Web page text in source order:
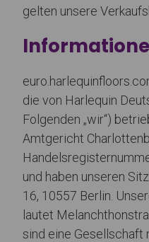
gelten unsere
die von Harlequin
Folgenden „wir“)
Amtgericht
und haben unseren
16, 10557 Berlin.
lautet
sind eine Gesellschaft